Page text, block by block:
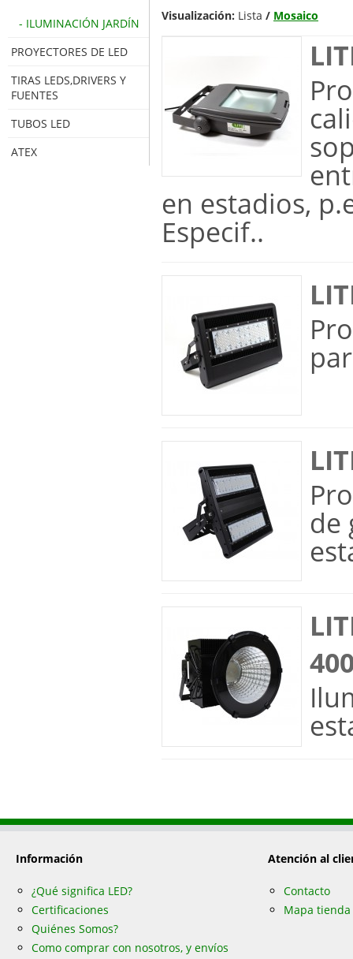
- ILUMINACIÓN JARDÍN
PROYECTORES DE LED
TIRAS LEDS,DRIVERS Y
FUENTES
TUBOS LED
ATEX
Visualización: Lista / Mosaico
en estadios,
Especif..
de
Información
¿Qué significa LED?
Certificaciones
Quiénes Somos?
Como comprar con nosotros, y envíos
Atención al
Contacto
Mapa tienda